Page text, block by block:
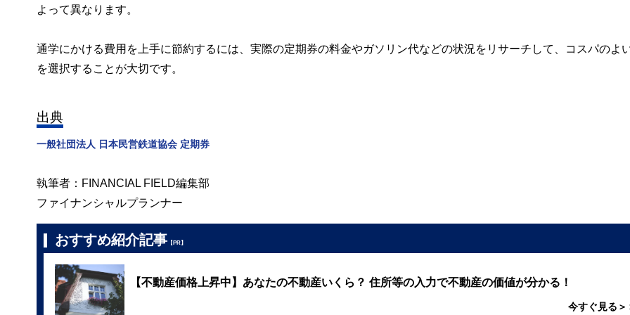
よって異なります。
通学にかける費用を上手に節約するには、実際の定期券の料金やガソリン代などの状況をリサーチして、コスパのよ
を選択することが大切です。
出典
一般社団法人 日本民営鉄道協会 定期券
執筆者：FINANCIAL FIELD編集部
ファイナンシャルプランナー
おすすめ紹介記事 【PR】
【不動産価格上昇中】あなたの不動産いくら？ 住所等の入力で不動産の価値が分かる！
今すぐ見る＞